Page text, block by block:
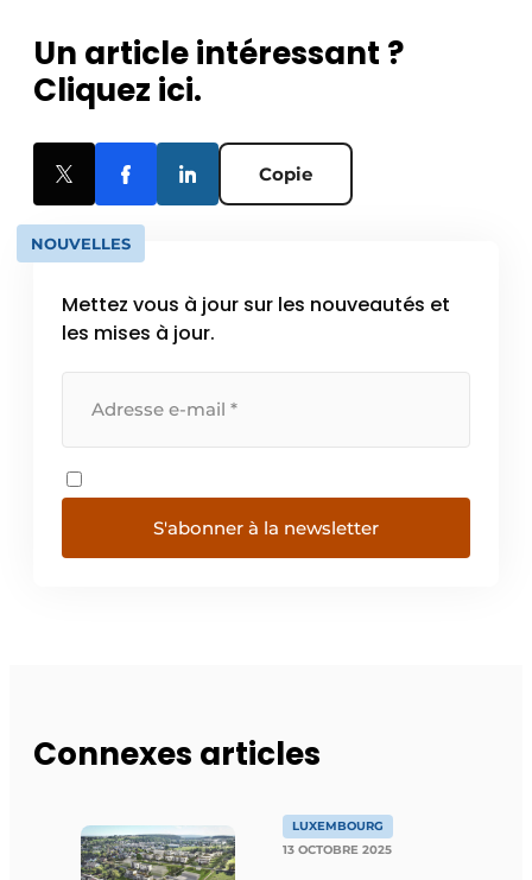
Un article intéressant ?
Cliquez ici.
Copie
NOUVELLES
Mettez vous à jour sur les nouveautés et
les mises à jour.
S'abonner à la newsletter
Connexes articles
LUXEMBOURG
13 OCTOBRE 2025